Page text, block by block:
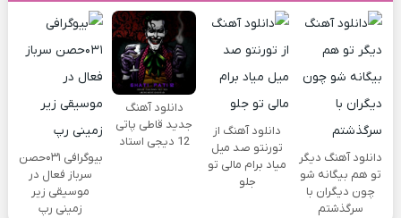
دانلود آهنگ دیگر
تو هم بیگانه شو
چون دیگران با
سرگذشتم
دانلود آهنگ از
تورنتو صد میل
میاد برام مالی تو
جلو
دانلود آهنگ
جدید قاطی پاتی
12 دیجی استاد
بیوگرافی ۰۳۱حصن
سرباز فعال در
موسیقی زیر
زمینی رپ